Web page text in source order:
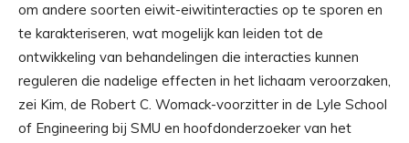
om andere soorten eiwit-eiwitinteracties op te sporen en
te karakteriseren, wat mogelijk kan leiden tot de
ontwikkeling van behandelingen die interacties kunnen
reguleren die nadelige effecten in het lichaam veroorzaken,
zei Kim, de Robert C. Womack-voorzitter in de Lyle School
of Engineering bij SMU en hoofdonderzoeker van het